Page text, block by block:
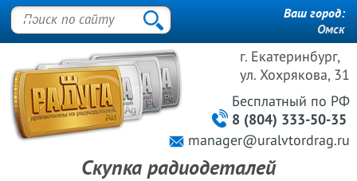
г. Екатеринбург,
ул. Хохрякова, 31
Бесплатный по РФ
8 (804) 333-50-35
manager@uralvtordrag.ru
Скупка радиодеталей
Ваш город:
Омск